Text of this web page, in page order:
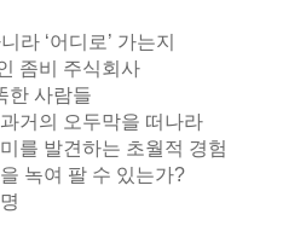
라 ‘어디로’ 가는지
좀비 주식회사
한 사람들
거의 오두막을 떠나라
를 발견하는 초월적 경험
녹여 팔 수 있는가?